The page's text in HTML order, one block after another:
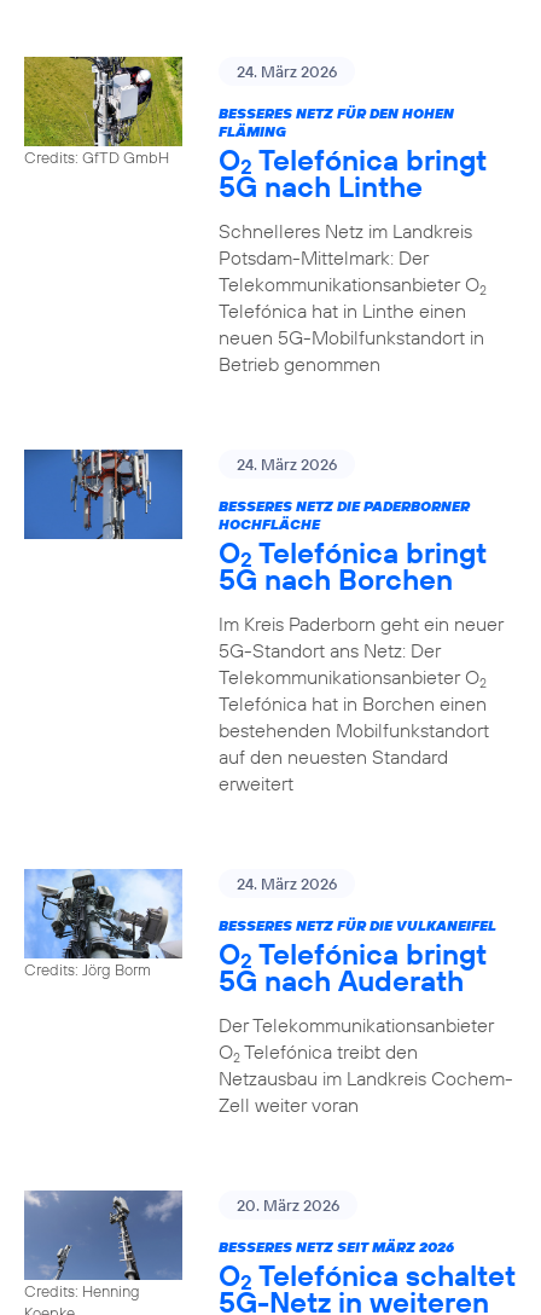
Credits: GfTD GmbH
24. März 2026
BESSERES NETZ FÜR DEN HOHEN
FLÄMING
O2 Telefónica bringt
5G nach Linthe
Schnelleres Netz im Landkreis
Potsdam-Mittelmark: Der
Telekommunikationsanbieter O2
Telefónica hat in Linthe einen
neuen 5G-Mobilfunkstandort in
Betrieb genommen
24. März 2026
BESSERES NETZ DIE PADERBORNER
HOCHFLÄCHE
O2 Telefónica bringt
5G nach Borchen
Im Kreis Paderborn geht ein neuer
5G-Standort ans Netz: Der
Telekommunikationsanbieter O2
Telefónica hat in Borchen einen
bestehenden Mobilfunkstandort
auf den neuesten Standard
erweitert
Credits: Jörg Borm
24. März 2026
BESSERES NETZ FÜR DIE VULKANEIFEL
O2 Telefónica bringt
5G nach Auderath
Der Telekommunikationsanbieter
O2Telefónica treibt den
Netzausbau im Landkreis Cochem-
Zell weiter voran
Credits: Henning
20. März 2026
BESSERES NETZ SEIT MÄRZ 2026
O2 Telefónica schaltet
5G-Netz in weiteren